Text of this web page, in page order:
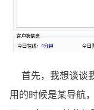
首先，我想谈谈
用的时候是某导航